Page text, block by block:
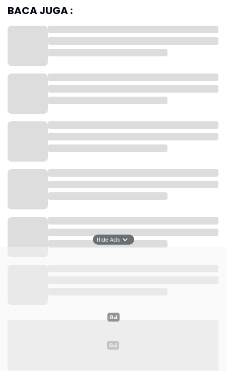
Kalender Hijriah: 2 Syawal 1446 H
2. 2 April 2025
Pasaran: Wage
Kalender Hijriah: 3 Syawal 1446 H
Kalender Jawa: 3 Sawal 1958 Za'
3. 3 April 2025
BACA JUGA :
Hide Ads